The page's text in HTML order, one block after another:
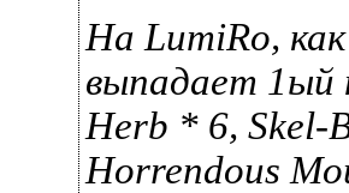
На LumiRo,
выпадает 1ый
Herb * 6, Skel-
Horrendous